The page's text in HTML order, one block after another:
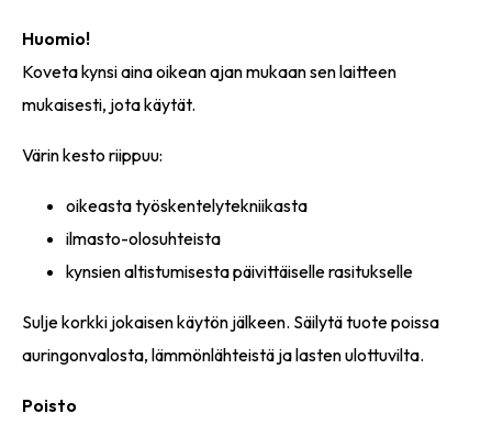
Huomio!
Koveta kynsi aina oikean ajan mukaan sen laitteen
mukaisesti, jota käytät.
Värin kesto riippuu:
oikeasta työskentelytekniikasta
ilmasto-olosuhteista
kynsien altistumisesta päivittäiselle rasitukselle
Sulje korkki jokaisen käytön jälkeen. Säilytä tuote poissa
auringonvalosta, lämmönlähteistä ja lasten ulottuvilta.
Poisto